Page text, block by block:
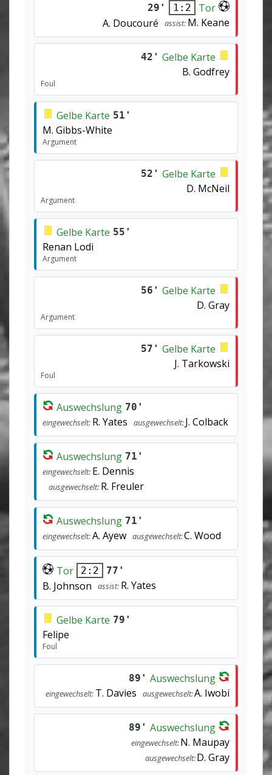
29' 1:2
Tor
A. Doucouré
assist: M. Keane
42' Gelbe Karte
B. Godfrey
Foul
Gelbe Karte 51'
M. Gibbs-White
Argument
52' Gelbe Karte
D. McNeil
Argument
Gelbe Karte 55'
Renan Lodi
Argument
56' Gelbe Karte
D. Gray
Argument
57' Gelbe Karte
J. Tarkowski
Foul
Auswechslung 70'
eingewechselt: R. Yates ausgewechselt:J. Colback
Auswechslung 71'
eingewechselt: E. Dennis
ausgewechselt: R. Freuler
Auswechslung 71'
eingewechselt:A. Ayew ausgewechselt:C. Wood
Tor 2:2 77'
B. Johnson assist: R. Yates
Gelbe Karte 79'
Felipe
Foul
89' Auswechslung
eingewechselt: T. Davies ausgewechselt:A. Iwobi
89' Auswechslung
eingewechselt:N. Maupay
ausgewechselt:D. Gray